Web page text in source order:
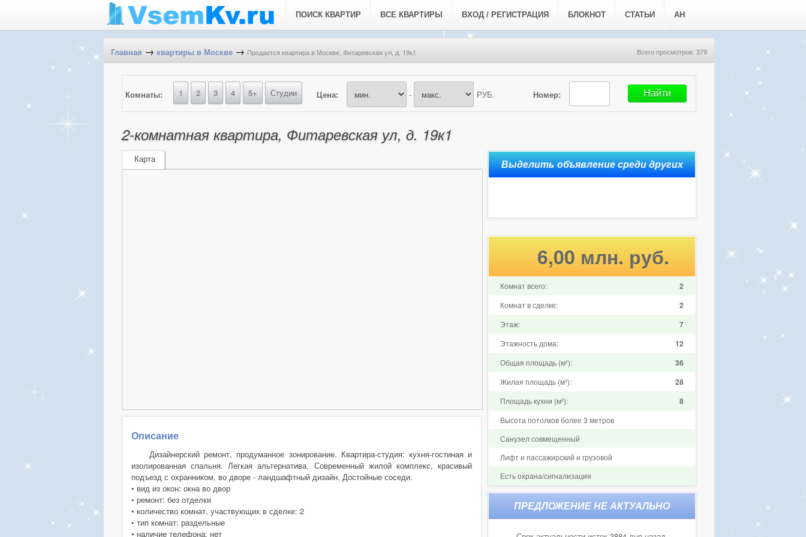
ПОИСК КВАРТИР ВСЕ КВАРТИРЫ ВХОД / РЕГИСТРАЦИЯ БЛОКНОТ СТАТЬИ АН
Главная → квартиры в Москве → Продается квартира в Москве, Фитаревская ул, д. 19к1 Всего просмотров: 379
Номер:
Комнаты: 1 2 3 4 5+ Студии Цена: - РУБ.
2-комнатная квартира, Фитаревская ул, д. 19к1
Карта
Описание
Дизайнерский ремонт, продуманное зонирование. Квартира-студия: кухня-гостиная и
изолированная спальня. Легкая альтернатива. Современный жилой комплекс, красивый
подъезд с охранником, во дворе - ландшафтный дизайн. Достойные соседи.
• вид из окон: окна во двор
• ремонт: без отделки
• количество комнат, участвующих в сделке: 2
• тип комнат: раздельные
• наличие телефона: нет
6,00 млн. руб.
Комнат всего: 2
Комнат в сделке: 2
Этаж: 7
Этажность дома: 12
Общая площадь (м²): 36
Жилая площадь (м²): 28
Площадь кухни (м²): 8
Высота потолков более 3 метров
Санузел совмещенный
Лифт и пассажирский и грузовой
Есть охрана/сигнализация